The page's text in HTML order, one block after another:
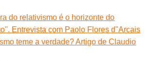
do relativismo é o horizonte do
Entrevista com Paolo Flores d"Arcais
teme a verdade? Artigo de Claudio